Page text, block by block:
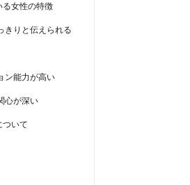
る女性の特徴
きりと伝えられる
ン能力が高い
心が深い
ついて